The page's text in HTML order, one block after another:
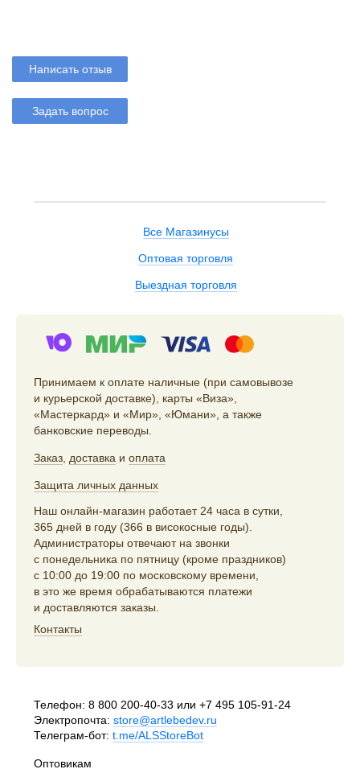
Написать отзыв
Задать вопрос
Все Магазинусы
Оптовая торговля
Выездная торговля
Принимаем к оплате наличные (при самовывозе
и курьерской доставке), карты «Виза»,
«Мастеркард» и «Мир», «Юмани», а также
банковские переводы.
Заказ доставка и оплата
Защита личных данных
Наш онлайн-магазин работает 24 часа в сутки,
365 дней в году (366 в високосные годы).
Администраторы отвечают на звонки
с понедельника по пятницу (кроме праздников)
с 10:00 до 19:00 по московскому времени,
в это же время обрабатываются платежи
и доставляются заказы.
Контакты
Телефон: 8 800 200-40-33 или +7 495 105-91-24
Электропочта: store@artlebedev.ru
Телеграм-бот: t.me/ALSStoreBot
Оптовикам